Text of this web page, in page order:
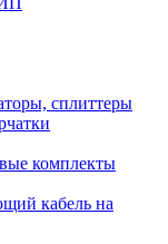
сплиттеры
комплекты
кабель на